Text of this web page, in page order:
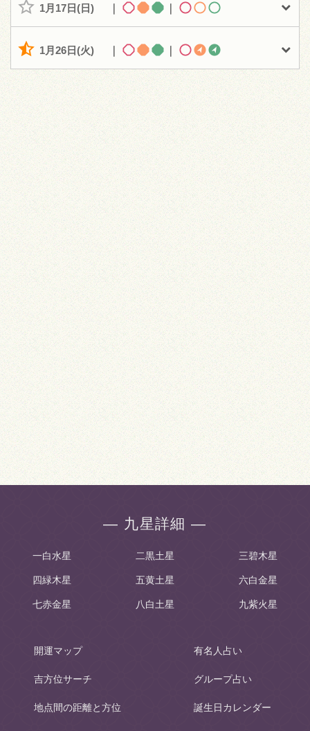
1月17日(日)
1月26日(火)
― 九星詳細 ―
一白水星 二黒土星 三碧木星
四緑木星 五黄土星 六白金星
七赤金星 八白土星 九紫火星
開運マップ
吉方位サーチ
地点間の距離と方位
有名人占い
グループ占い
誕生日カレンダー